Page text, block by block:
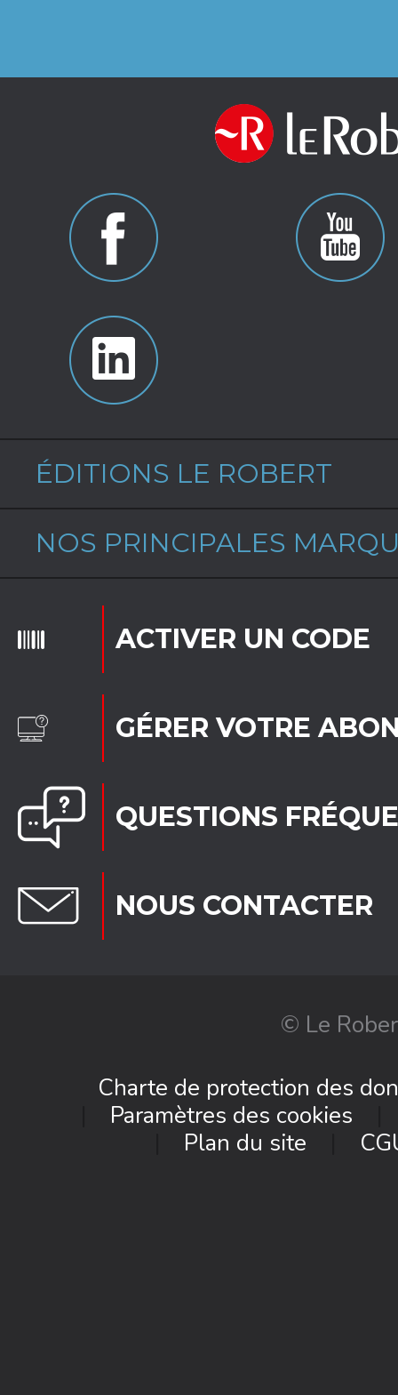
ÉDITIONS LE ROBERT
NOS PRINCIPALES
ACTIVER UN CODE
GÉRER VOTRE
QUESTIONS
NOUS CONTACTER
© Le
Charte de protection des
Paramètres des cookies
Plan du site